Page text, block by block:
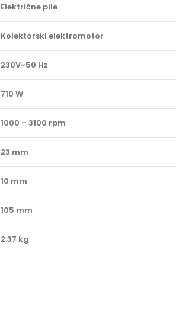
Električne pile
Kolektorski elektromotor
230V~50 Hz
710 W
1000 – 3100 rpm
23 mm
10 mm
105 mm
2.37 kg